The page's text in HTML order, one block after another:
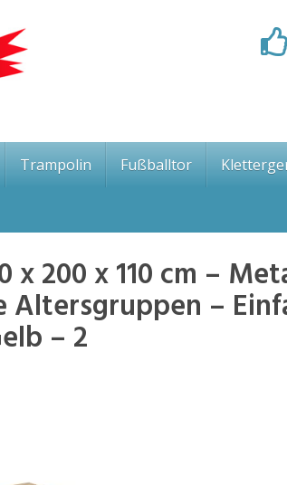
Trampolin Fußballtor
200 x 110 cm –
–
– 2